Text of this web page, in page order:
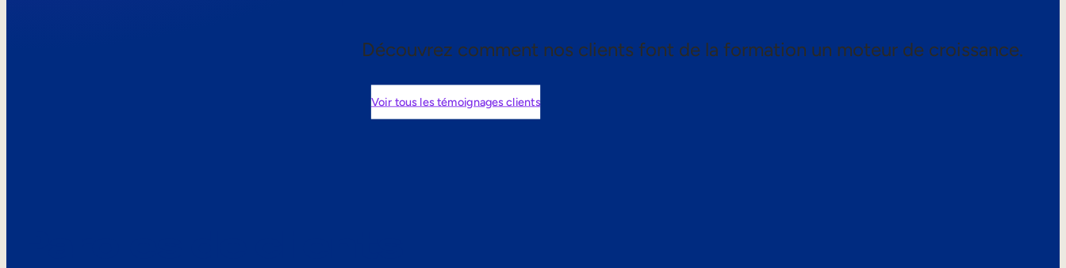
Découvrez comment nos clients font de la formation un moteur de croissance.
Voir tous les témoignages clients